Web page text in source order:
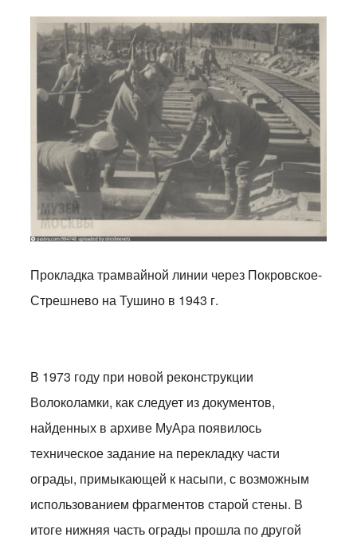
Прокладка трамвайной линии через Покровское-
Стрешнево на Тушино в 1943 г.
В 1973 году при новой реконструкции
Волоколамки, как следует из документов,
найденных в архиве МуАра появилось
техническое задание на перекладку части
ограды, примыкающей к насыпи, с возможным
использованием фрагментов старой стены. В
итоге нижняя часть ограды прошла по другой